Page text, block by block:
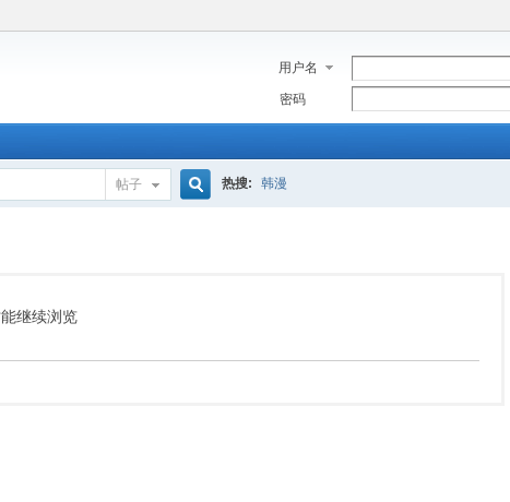
用户名
密码
帖子 热搜: 韩漫
继续浏览